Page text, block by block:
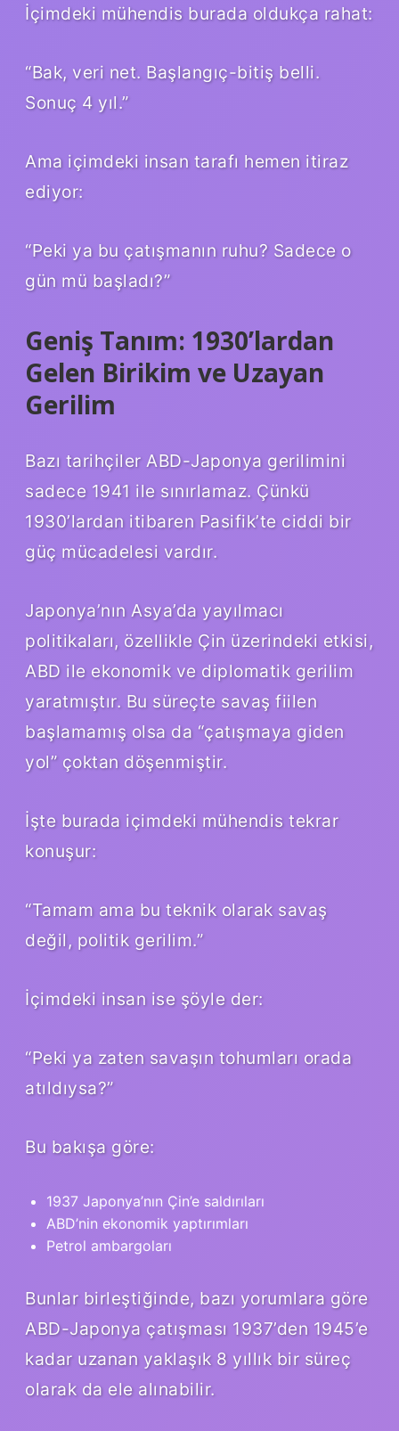
İçimdeki mühendis burada oldukça rahat:
“Bak, veri net. Başlangıç-bitiş belli.
Sonuç 4 yıl.”
Ama içimdeki insan tarafı hemen itiraz
ediyor:
“Peki ya bu çatışmanın ruhu? Sadece o
gün mü başladı?”
Geniş Tanım: 1930’lardan
Gelen Birikim ve Uzayan
Gerilim
Bazı tarihçiler ABD-Japonya gerilimini
sadece 1941 ile sınırlamaz. Çünkü
1930’lardan itibaren Pasifik’te ciddi bir
güç mücadelesi vardır.
Japonya’nın Asya’da yayılmacı
politikaları, özellikle Çin üzerindeki etkisi,
ABD ile ekonomik ve diplomatik gerilim
yaratmıştır. Bu süreçte savaş fiilen
başlamamış olsa da “çatışmaya giden
yol” çoktan döşenmiştir.
İşte burada içimdeki mühendis tekrar
konuşur:
“Tamam ama bu teknik olarak savaş
değil, politik gerilim.”
İçimdeki insan ise şöyle der:
“Peki ya zaten savaşın tohumları orada
atıldıysa?”
Bu bakışa göre:
1937 Japonya’nın Çin’e saldırıları
ABD’nin ekonomik yaptırımları
Petrol ambargoları
Bunlar birleştiğinde, bazı yorumlara göre
ABD-Japonya çatışması 1937’den 1945’e
kadar uzanan yaklaşık 8 yıllık bir süreç
olarak da ele alınabilir.